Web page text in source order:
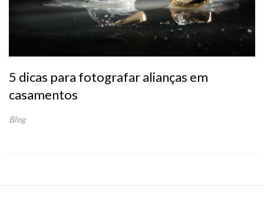
5 dicas para fotografar alianças em
casamentos
Blog